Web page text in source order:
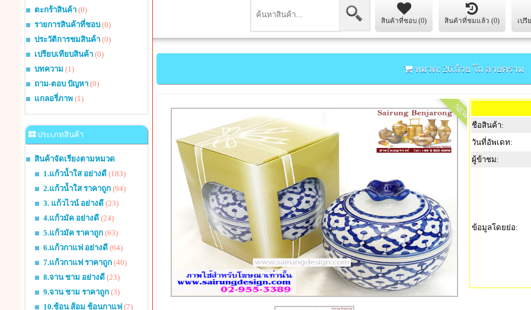
ตะกร้าสินค้า (0)
รายการสินค้าที่ชอบ (0)
ประวัติการชมสินค้า (0)
เปรียบเทียบสินค้า (0)
บทความ (1)
ถาม-ตอบ ปัญหา (0)
แกลอรี่ภาพ (1)
ประเภทสินค้า
สินค้าจัดเรียงตามหมวด
1.แก้วน้ำใส อย่างดี (183)
2.แก้วน้ำใส ราคาถูก (94)
3. แก้วไวน์ อย่างดี (23)
4.แก้วมัค อย่างดี (24)
5.แก้วมัค ราคาถูก (63)
6.แก้วกาแฟ อย่างดี (64)
7.แก้วกาแฟ ราคาถูก (40)
8.จาน ชาม อย่างดี (23)
9.จาน ชาม ราคาถูก (3)
10.ช้อน ส้อม ช้อนกาแฟ (7)
สินค้าที่ชอบ (0) สินค้าที่ชมแล้ว (0) เปรี
หมวด: 26.ถ้วย โถ ลายคราม
NEW
ชือสินค้า:
วันที่อัพเดท:
ผู้ข้าชม:
ข้อมูลโดยย่อ: